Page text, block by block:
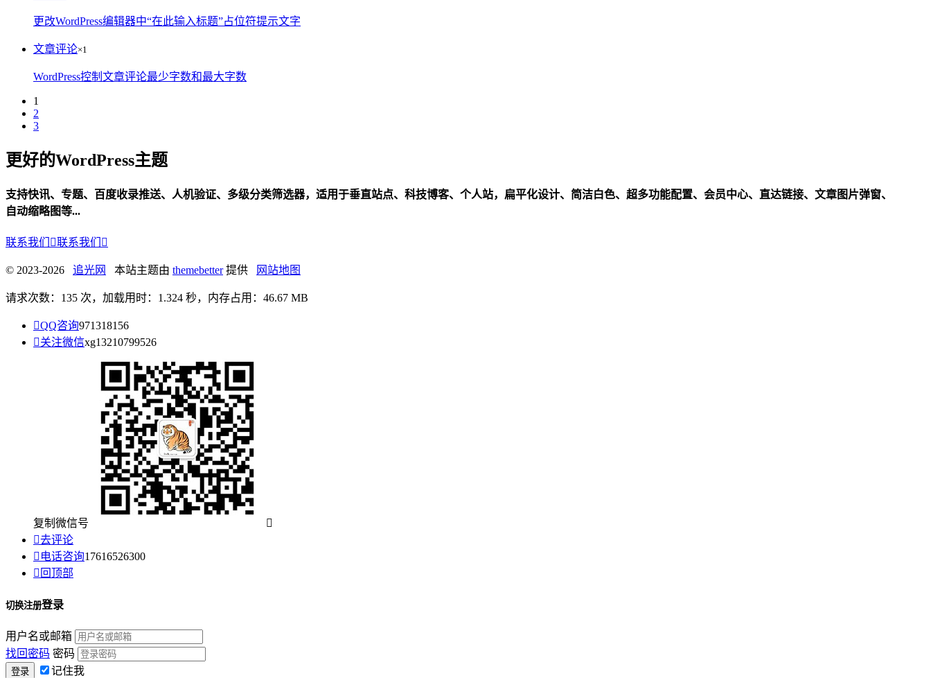
更改WordPress编辑器中“在此输入标题”占位符提示文字
文章评论×1
WordPress控制文章评论最少字数和最大字数
1
2
3
更好的WordPress主题
支持快讯、专题、百度收录推送、人机验证、多级分类筛选器，适用于垂直站点、科技博客、个人站，扁平化设计、简洁白色、超多功能配置、会员中心、直达链接、文章图片弹窗、
自动缩略图等...
联系我们 联系我们 
© 2023-2026 追光网 本站主题由 themebetter提供 网站地图
请求次数：135 次，加载用时：1.324 秒，内存占用：46.67 MB
QQ咨询971318156
关注微信xg13210799526
复制微信号

去评论
 电话咨询17616526300
 回顶部
切换注册登录
用户名或邮箱
找回密码 密码
记住我